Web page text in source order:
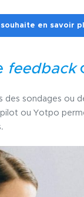
en savoir
feedback
des sondages ou
ou Yotpo